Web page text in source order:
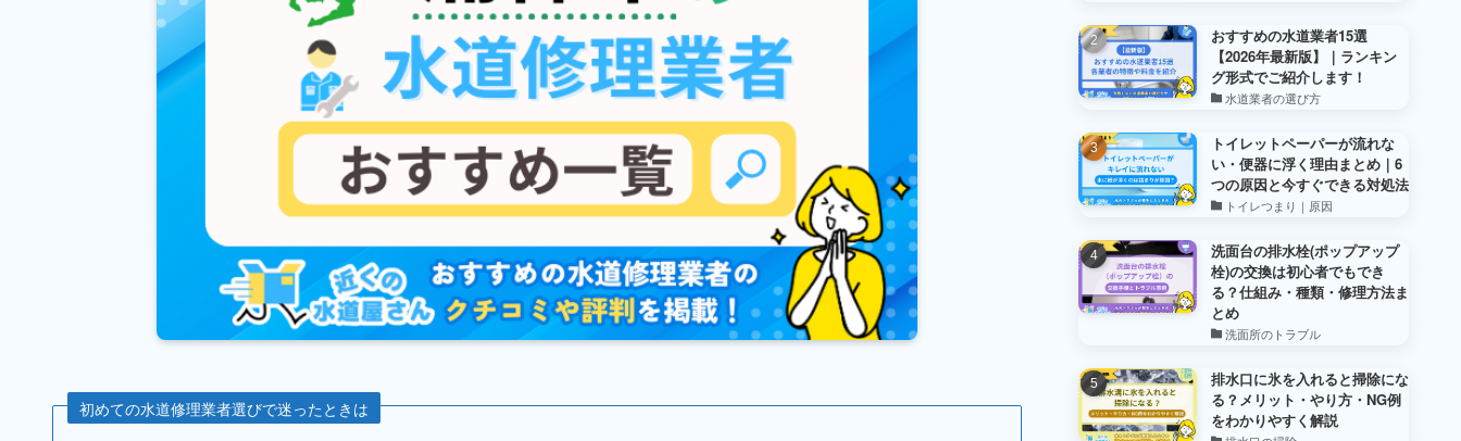
初めての水道修理業者選びで迷ったときは
おすすめの水道業者15選
【2026年最新版】｜ランキン
グ形式でご紹介します！
水道業者の選び方
トイレットペーパーが流れな
い・便器に浮く理由まとめ｜6
つの原因と今すぐできる対処法
トイレつまり｜原因
洗面台の排水栓(ポップアップ
栓)の交換は初心者でもでき
る？仕組み・種類・修理方法ま
とめ
洗面所のトラブル
排水口に氷を入れると掃除にな
る？メリット・やり方・NG例
をわかりやすく解説